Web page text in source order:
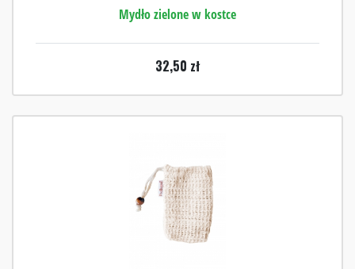
Mydło zielone w kostce
32,50 zł